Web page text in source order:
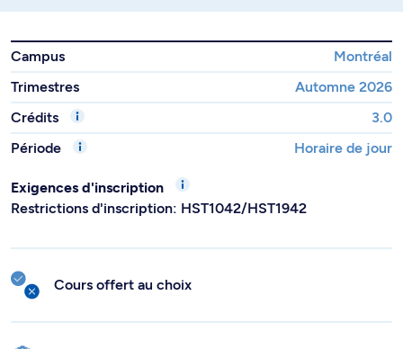
Campus
Montréal
Trimestres
Automne 2026
Crédits
3.0
Période
Horaire de jour
Exigences d'inscription
Restrictions d'inscription: HST1042/HST1942
Cours offert au choix